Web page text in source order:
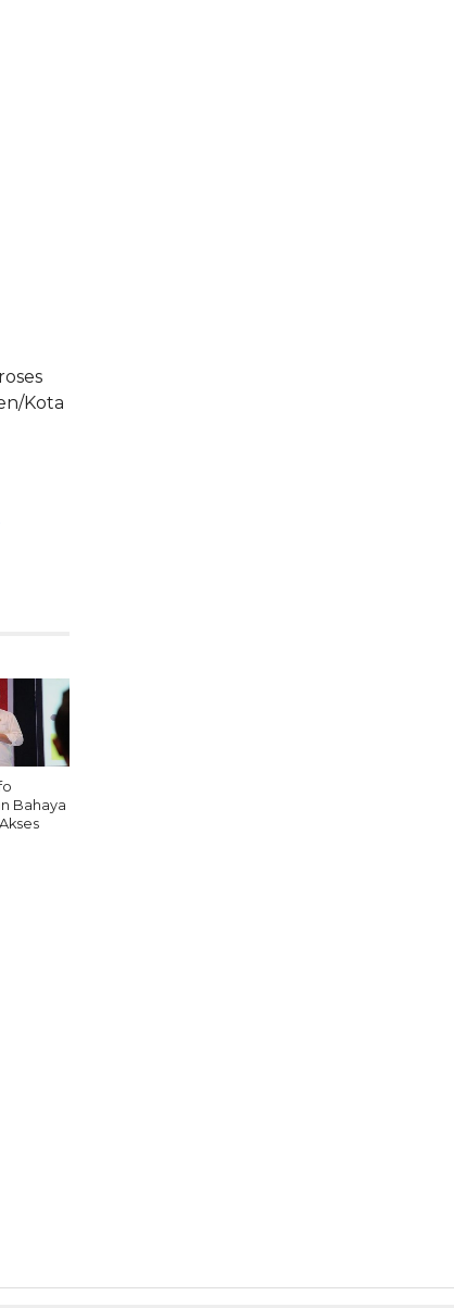
Kota
Bahaya